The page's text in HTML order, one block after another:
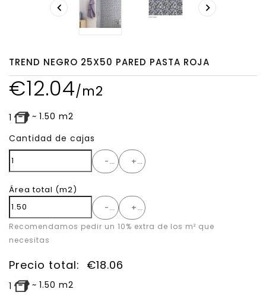
 
TREND NEGRO 25X50 PARED PASTA ROJA
€12.04/m2
1 ~ 1.50 m2
Cantidad de cajas
- +
Área total (m2)
-
+
Recomendamos pedir un 10% extra de los m² que
necesitas
Precio total: €18.06
1 ~ 1.50 m2